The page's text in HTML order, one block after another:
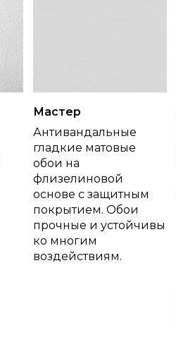
Мастер
Антивандальные
гладкие матовые
обои на
флизелиновой
основе с защитным
покрытием. Обои
прочные и устойчивы
ко многим
воздействиям.